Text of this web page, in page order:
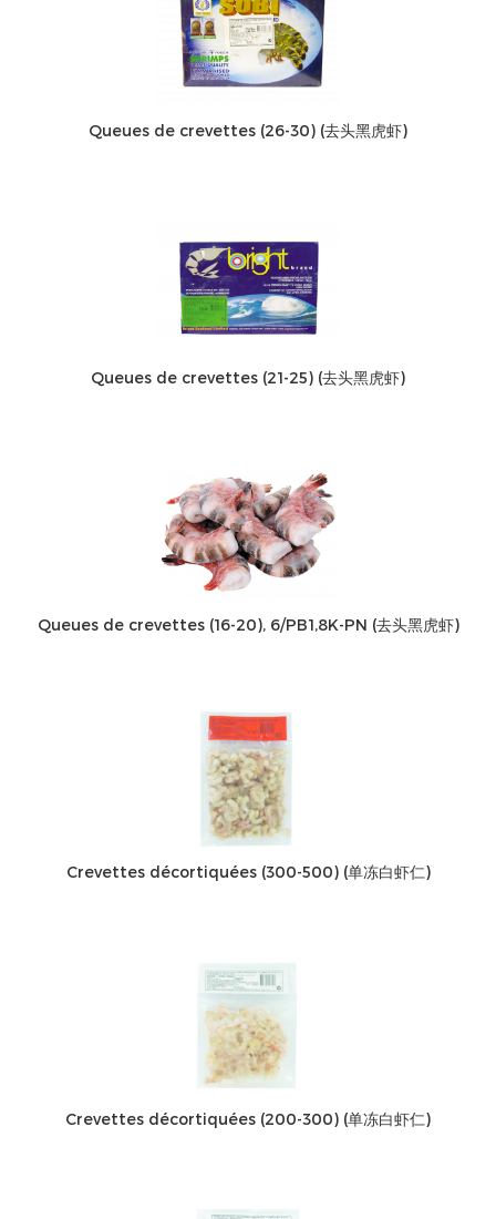
Queues de crevettes (26-30) (去头黑虎虾)
Queues de crevettes (21-25) (去头黑虎虾)
Queues de crevettes (16-20), 6/PB1,8K-PN (去头黑虎虾)
Crevettes décortiquées (300-500) (单冻白虾仁)
Crevettes décortiquées (200-300) (单冻白虾仁)